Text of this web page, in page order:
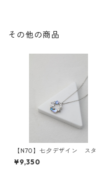
その他の商品
【N70】七夕デザイン スタ
ーモチーフリースデザインネ
ックレス
¥9,350